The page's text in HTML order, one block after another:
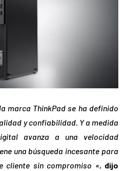
marca ThinkPad se ha definido
y confiabilidad. Y a medida
avanza a una velocidad
una búsqueda incesante para
cliente sin compromiso «, dijo